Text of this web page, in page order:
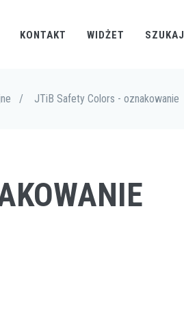
KONTAKT WIDŻET SZUKAJ
/ JTiB Safety Colors - oznakowanie